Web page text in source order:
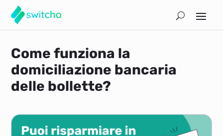
Come funziona la
domiciliazione bancaria
delle bollette?